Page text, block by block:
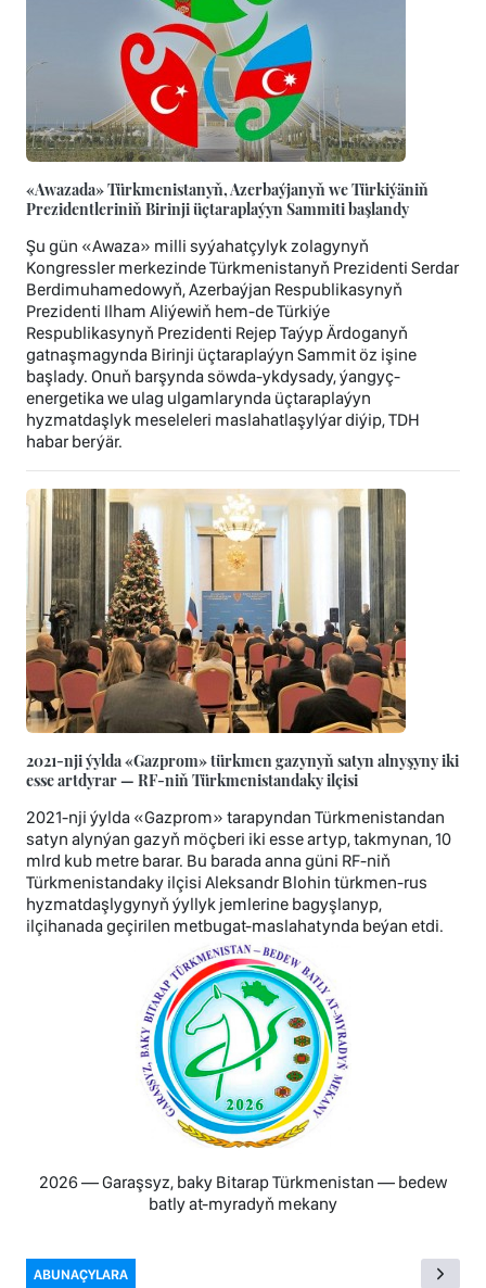
«Awazada» Türkmenistanyň, Azerbaýjanyň we Türkiýäniň
Prezidentleriniň Birinji üçtaraplaýyn Sammiti başlandy
Şu gün «Awaza» milli syýahatçylyk zolagynyň
Kongressler merkezinde Türkmenistanyň Prezidenti Serdar
Berdimuhamedowyň, Azerbaýjan Respublikasynyň
Prezidenti Ilham Aliýewiň hem-de Türkiýe
Respublikasynyň Prezidenti Rejep Taýyp Ärdoganyň
gatnaşmagynda Birinji üçtaraplaýyn Sammit öz işine
başlady. Onuň barşynda söwda-ykdysady, ýangyç-
energetika we ulag ulgamlarynda üçtaraplaýyn
hyzmatdaşlyk meseleleri maslahatlaşylýar diýip, TDH
habar berýär.
2021-nji ýylda «Gazprom» türkmen gazynyň satyn alnyşyny iki
esse artdyrar — RF-niň Türkmenistandaky ilçisi
2021-nji ýylda «Gazprom» tarapyndan Türkmenistandan
satyn alynýan gazyň möçberi iki esse artyp, takmynan, 10
mlrd kub metre barar. Bu barada anna güni RF-niň
Türkmenistandaky ilçisi Aleksandr Blohin türkmen-rus
hyzmatdaşlygynyň ýyllyk jemlerine bagyşlanyp,
ilçihanada geçirilen metbugat-maslahatynda beýan etdi.
2026 — Garaşsyz, baky Bitarap Türkmenistan — bedew
batly at-myradyň mekany
ABUNAÇYLARA